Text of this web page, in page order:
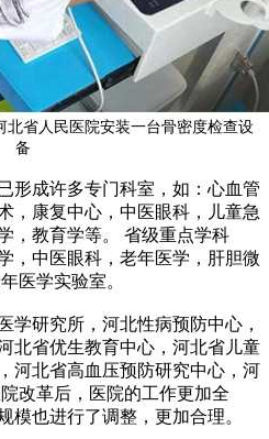
北省人民医院安装一台骨密度检查设
备
形成许多专门科室，如：心血管
，康复中心，中医眼科，儿童急
，教育学等。 省级重点学科
，中医眼科，老年医学，肝胆微
医学实验室。
学研究所，河北性病预防中心，
北省优生教育中心，河北省儿童
河北省高血压预防研究中心，河
改革后，医院的工作更加全
模也进行了调整，更加合理。